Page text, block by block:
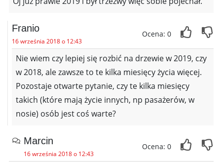
Franio
16 września 2018 o 12:43
Ocena: 0
Nie wiem czy lepiej się rozbić na drzewie w 2019, czy
w 2018, ale zawsze to te kilka miesięcy życia więcej.
Pozostaje otwarte pytanie, czy te kilka miesięcy
takich (które mają życie innych, np pasażerów, w
nosie) osób jest coś warte?
Marcin
16 września 2018 o 12:43
Ocena: 0